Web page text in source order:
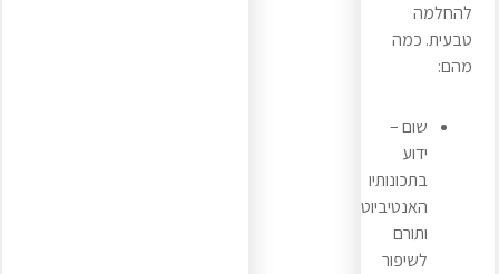
להחלמה
טבעית. כמה
מהם:
שום –
ידוע
בתכונותיו
האנטיביוטיות
ותורם
לשיפור